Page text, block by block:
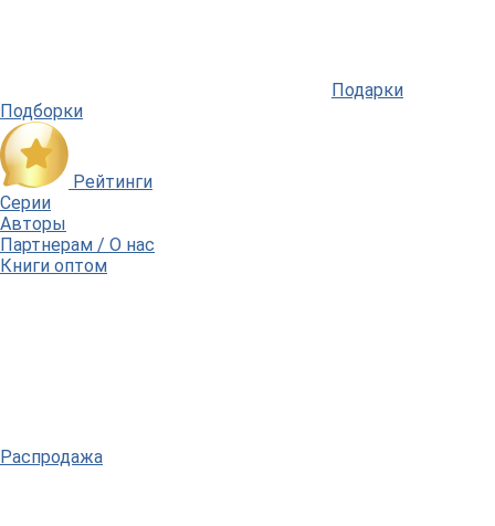
Подарки
Подборки
Рейтинги
Серии
Авторы
Партнерам / О нас
Книги оптом
Распродажа